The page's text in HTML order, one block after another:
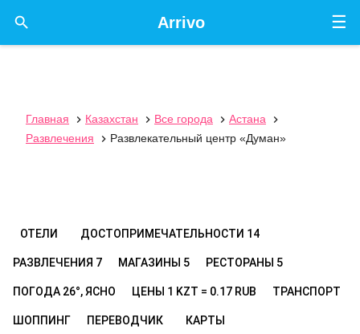
☰
Arrivo

Главная  Казахстан  Все города  Астана

Развлечения
 Развлекательный центр «Думан»
ОТЕЛИ ДОСТОПРИМЕЧАТЕЛЬНОСТИ 14
РАЗВЛЕЧЕНИЯ 7 МАГАЗИНЫ 5 РЕСТОРАНЫ 5
ПОГОДА 26°, ЯСНО ЦЕНЫ 1 KZT = 0.17 RUB ТРАНСПОРТ
ШОППИНГ ПЕРЕВОДЧИК КАРТЫ